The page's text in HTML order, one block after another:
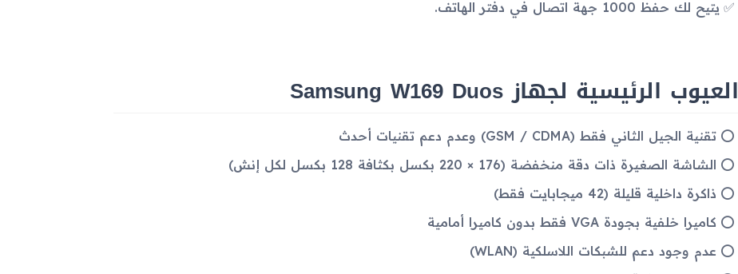
يتيح لك حفظ 1000 جهة اتصال في دفتر الهاتف.
العيوب الرئيسية لجهاز Samsung W169 Duos
تقنية الجيل الثاني فقط (GSM / CDMA) وعدم دعم تقنيات أحدث
الشاشة الصغيرة ذات دقة منخفضة (176 × 220 بكسل بكثافة 128 بكسل لكل إنش)
ذاكرة داخلية قليلة (42 ميجابايت فقط)
كاميرا خلفية بجودة VGA فقط بدون كاميرا أمامية
عدم وجود دعم للشبكات اللاسلكية (WLAN)